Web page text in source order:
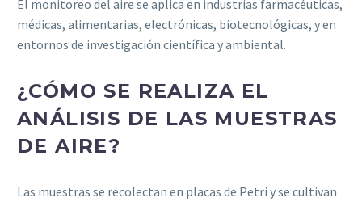
El monitoreo del aire se aplica en industrias farmacéuticas,
médicas, alimentarias, electrónicas, biotecnológicas, y en
entornos de investigación científica y ambiental.
¿CÓMO SE REALIZA EL
ANÁLISIS DE LAS MUESTRAS
DE AIRE?
Las muestras se recolectan en placas de Petri y se cultivan